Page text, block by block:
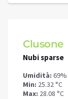
Clusone
Nubi sparse
Umidità: 69%
Min: 25.32 °C
Max: 28.08 °C